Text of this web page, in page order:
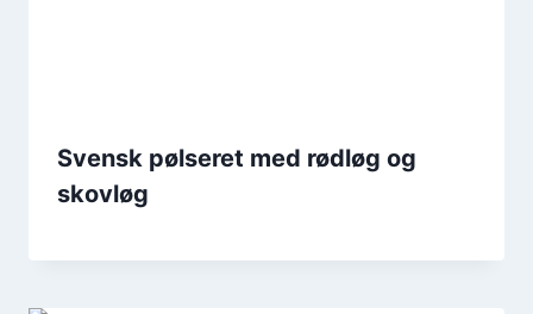
Svensk pølseret med rødløg og
skovløg